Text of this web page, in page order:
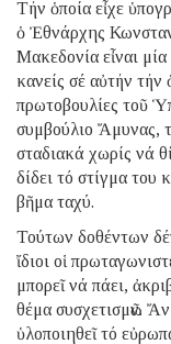
Τήν ὁποία εἶχε
ὁ Ἐθνάρχης
Μακεδονία εἶναι
κανείς σέ αὐτήν τήν
πρωτοβουλίες τοῦ
συμβούλιο Ἄμυνας,
σταδιακά χωρίς νά
δίδει τό στίγμα του
βῆμα ταχύ.
Τούτων δοθέντων
ἴδιοι οἱ
μπορεῖ νά πάει,
θέμα συσχετισμῶν.
ὑλοποιηθεῖ τό